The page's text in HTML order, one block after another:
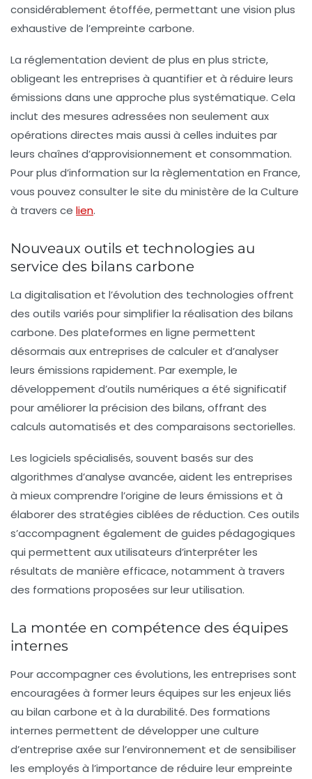
considérablement étoffée, permettant une vision plus
exhaustive de l’empreinte carbone.
La réglementation devient de plus en plus stricte,
obligeant les entreprises à quantifier et à réduire leurs
émissions dans une approche plus systématique. Cela
inclut des mesures adressées non seulement aux
opérations directes mais aussi à celles induites par
leurs chaînes d’approvisionnement et consommation.
Pour plus d’information sur la règlementation en France,
vous pouvez consulter le site du ministère de la Culture
à travers ce lien.
Nouveaux outils et technologies au
service des bilans carbone
La digitalisation et l’évolution des technologies offrent
des outils variés pour simplifier la réalisation des bilans
carbone. Des plateformes en ligne permettent
désormais aux entreprises de calculer et d’analyser
leurs émissions rapidement. Par exemple,le
développement d’outils numériques a été significatif
pour améliorer la précision des bilans, offrant des
calculs automatisés et des comparaisons sectorielles.
Les logiciels spécialisés, souvent basés sur des
algorithmes d’analyse avancée, aident les entreprises
à mieux comprendre l’origine de leurs émissions et à
élaborer des stratégies ciblées de réduction. Ces outils
s’accompagnent également de guides pédagogiques
qui permettent aux utilisateurs d’interpréter les
résultats de manière efficace, notamment à travers
des formations proposées sur leur utilisation.
La montée en compétence des équipes
internes
Pour accompagner ces évolutions, les entreprises sont
encouragées à former leurs équipes sur les enjeux liés
au bilan carbone et à la durabilité. Des formations
internes permettent de développer une culture
d’entreprise axée sur l’environnement et de sensibiliser
les employés à l’importance de réduire leur empreinte